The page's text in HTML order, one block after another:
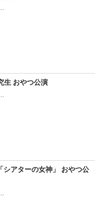
生 おやつ公演
シアターの女神」 おやつ公